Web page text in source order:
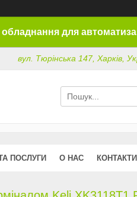
для
вул. Тюрінська 147, Харків,
ПОСЛУГИ О НАС КОНТАКТИ